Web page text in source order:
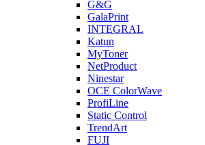
G&G
GalaPrint
INTEGRAL
Katun
MyToner
NetProduct
Ninestar
OCE ColorWave
ProfiLine
Static Control
TrendArt
FUJI